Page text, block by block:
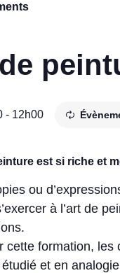
- 12h00
est si riche et
ou
à l’art de
cette formation,
et en